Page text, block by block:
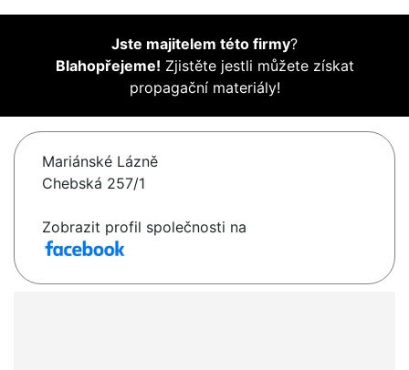
Jste majitelem této firmy?
Blahopřejeme! Zjistěte jestli můžete získat
propagační materiály!
Mariánské Lázně
Chebská 257/1
Zobrazit profil společnosti na